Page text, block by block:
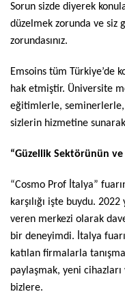
Sorun sizde diyerek
düzelmek zorunda ve siz
zorundasınız.
Emsoins tüm Türkiye’de
hak etmiştir. Üniversite
eğitimlerle, seminerlerle,
sizlerin hizmetine
“Güzellik Sektörünün ve
“Cosmo Prof İtalya”
karşılığı işte buydu.
veren merkezi olarak
bir deneyimdi. İtalya
katılan firmalarla
paylaşmak, yeni
bizlere.